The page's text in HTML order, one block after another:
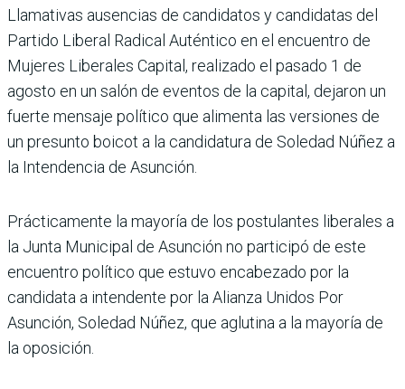
Llamativas ausencias de can­didatos y candidatas del
Par­tido Liberal Radical Autén­tico en el encuentro de
Mujeres Liberales Capital, realizado el pasado 1 de
agosto en un salón de eventos de la capital, deja­ron un
fuerte mensaje político que alimenta las versiones de
un presunto boicot a la can­didatura de Soledad Núñez a
la Intendencia de Asunción.
Prácticamente la mayoría de los postulantes liberales a
la Junta Municipal de Asunción no participó de este
encuen­tro político que estuvo encabe­zado por la
candidata a inten­dente por la Alianza Unidos Por
Asunción, Soledad Núñez, que aglutina a la mayoría de
la oposición.